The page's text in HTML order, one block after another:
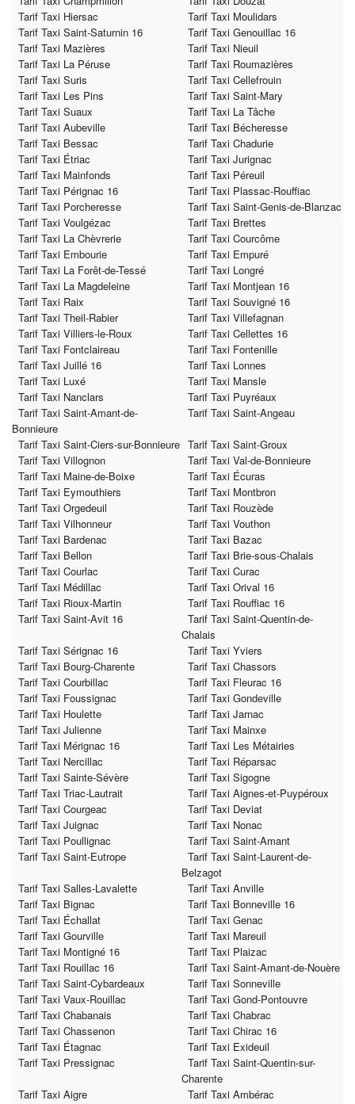
Tarif Taxi Hiersac
Tarif Taxi Moulidars
Tarif Taxi Saint-Saturnin 16
Tarif Taxi Genouillac 16
Tarif Taxi Mazières
Tarif Taxi Nieuil
Tarif Taxi La Péruse
Tarif Taxi Roumazières
Tarif Taxi Suris
Tarif Taxi Cellefrouin
Tarif Taxi Les Pins
Tarif Taxi Saint-Mary
Tarif Taxi Suaux
Tarif Taxi La Tâche
Tarif Taxi Aubeville
Tarif Taxi Bécheresse
Tarif Taxi Bessac
Tarif Taxi Chadurie
Tarif Taxi Étriac
Tarif Taxi Jurignac
Tarif Taxi Mainfonds
Tarif Taxi Péreuil
Tarif Taxi Pérignac 16
Tarif Taxi Plassac-Rouffiac
Tarif Taxi Porcheresse
Tarif Taxi Saint-Genis-de-Blanzac
Tarif Taxi Voulgézac
Tarif Taxi Brettes
Tarif Taxi La Chèvrerie
Tarif Taxi Courcôme
Tarif Taxi Embourie
Tarif Taxi Empuré
Tarif Taxi La Forêt-de-Tessé
Tarif Taxi Longré
Tarif Taxi La Magdeleine
Tarif Taxi Montjean 16
Tarif Taxi Raix
Tarif Taxi Souvigné 16
Tarif Taxi Theil-Rabier
Tarif Taxi Villefagnan
Tarif Taxi Villiers-le-Roux
Tarif Taxi Cellettes 16
Tarif Taxi Fontclaireau
Tarif Taxi Fontenille
Tarif Taxi Juillé 16
Tarif Taxi Lonnes
Tarif Taxi Luxé
Tarif Taxi Mansle
Tarif Taxi Nanclars
Tarif Taxi Puyréaux
Tarif Taxi Saint-Amant-de-
Bonnieure
Tarif Taxi Saint-Angeau
Tarif Taxi Saint-Ciers-sur-Bonnieure Tarif Taxi Saint-Groux
Tarif Taxi Villognon
Tarif Taxi Val-de-Bonnieure
Tarif Taxi Maine-de-Boixe
Tarif Taxi Écuras
Tarif Taxi Eymouthiers
Tarif Taxi Montbron
Tarif Taxi Orgedeuil
Tarif Taxi Rouzède
Tarif Taxi Vilhonneur
Tarif Taxi Vouthon
Tarif Taxi Bardenac
Tarif Taxi Bazac
Tarif Taxi Bellon
Tarif Taxi Brie-sous-Chalais
Tarif Taxi Courlac
Tarif Taxi Curac
Tarif Taxi Médillac
Tarif Taxi Orival 16
Tarif Taxi Rioux-Martin
Tarif Taxi Rouffiac 16
Tarif Taxi Saint-Avit 16
Tarif Taxi Saint-Quentin-de-
Chalais
Tarif Taxi Sérignac 16
Tarif Taxi Yviers
Tarif Taxi Bourg-Charente
Tarif Taxi Chassors
Tarif Taxi Courbillac
Tarif Taxi Fleurac 16
Tarif Taxi Foussignac
Tarif Taxi Gondeville
Tarif Taxi Houlette
Tarif Taxi Jarnac
Tarif Taxi Julienne
Tarif Taxi Mainxe
Tarif Taxi Mérignac 16
Tarif Taxi Les Métairies
Tarif Taxi Nercillac
Tarif Taxi Réparsac
Tarif Taxi Sainte-Sévère
Tarif Taxi Sigogne
Tarif Taxi Triac-Lautrait
Tarif Taxi Aignes-et-Puypéroux
Tarif Taxi Courgeac
Tarif Taxi Deviat
Tarif Taxi Juignac
Tarif Taxi Nonac
Tarif Taxi Poullignac
Tarif Taxi Saint-Amant
Tarif Taxi Saint-Eutrope
Tarif Taxi Saint-Laurent-de-
Belzagot
Tarif Taxi Salles-Lavalette
Tarif Taxi Anville
Tarif Taxi Bignac
Tarif Taxi Bonneville 16
Tarif Taxi Échallat
Tarif Taxi Genac
Tarif Taxi Gourville
Tarif Taxi Mareuil
Tarif Taxi Montigné 16
Tarif Taxi Plaizac
Tarif Taxi Rouillac 16
Tarif Taxi Saint-Amant-de-Nouère
Tarif Taxi Saint-Cybardeaux
Tarif Taxi Sonneville
Tarif Taxi Vaux-Rouillac
Tarif Taxi Gond-Pontouvre
Tarif Taxi Chabanais
Tarif Taxi Chabrac
Tarif Taxi Chassenon
Tarif Taxi Chirac 16
Tarif Taxi Étagnac
Tarif Taxi Exideuil
Tarif Taxi Pressignac
Tarif Taxi Saint-Quentin-sur-
Charente
Tarif Taxi Aigre
Tarif Taxi Ambérac